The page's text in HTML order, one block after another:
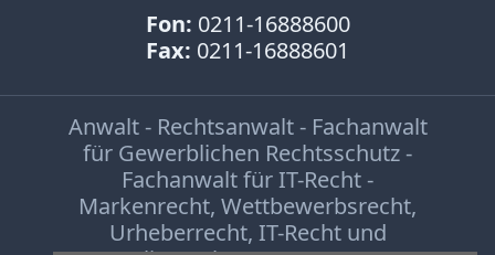
Fon: 0211-16888600
Fax: 0211-16888601
Anwalt - Rechtsanwalt - Fachanwalt
für Gewerblichen Rechtsschutz -
Fachanwalt für IT-Recht -
Markenrecht, Wettbewerbsrecht,
Urheberrecht, IT-Recht und